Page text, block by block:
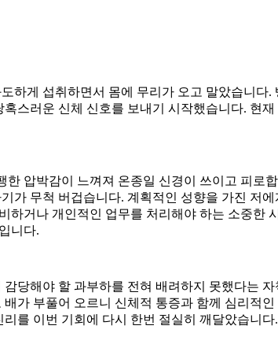
하게 섭취하면서 몸에 무리가 오고 말았습니다.
스러운 신체 신호를 보내기 시작했습니다. 현
압박감이 느껴져 온종일 신경이 쓰이고 피로
가 무척 버겁습니다. 계획적인 성향을 가진 저
거나 개인적인 업무를 처리해야 하는 소중한
니다.
당해야 할 과부하를 전혀 배려하지 못했다는
가 부풀어 오르니 신체적 통증과 함께 심리적
를 이번 기회에 다시 한번 절실히 깨달았습니다.